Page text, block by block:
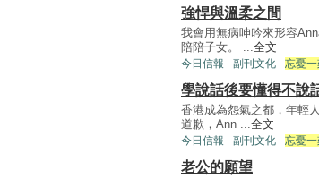
強悍與溫柔之間
我會用無病呻吟來形容
陪陪子女。 ...全文
今日信報 副刊文化 忘憂一
學說話後要懂得不說
香港成為怨氣之都，年輕
道歉，Ann ...全文
今日信報 副刊文化 忘憂一
老公的願望